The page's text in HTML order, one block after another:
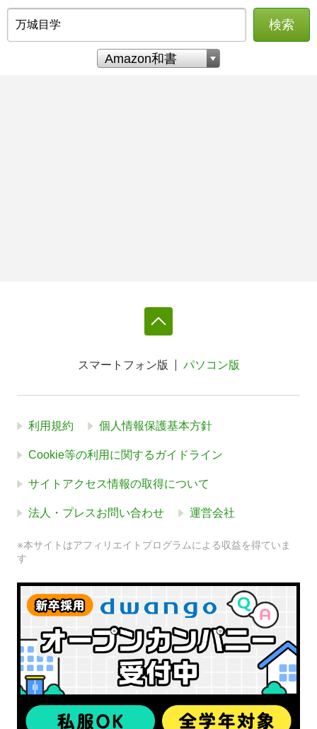
検索
スマートフォン版 パソコン版
利用規約 個人情報保護基本方針
Cookie等の利用に関するガイドライン
サイトアクセス情報の取得について
法人・プレスお問い合わせ 運営会社
※本サイトはアフィリエイトプログラムによる収益を得ていま
す